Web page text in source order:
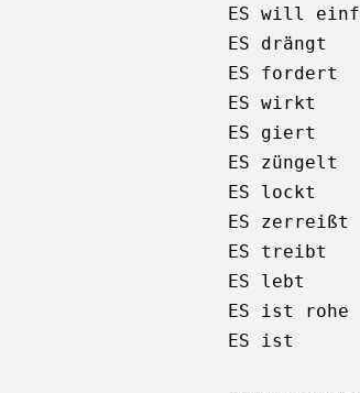
ES will
ES drängt
ES fordert
ES wirkt
ES giert
ES züngelt
ES lockt
ES zerreißt
ES treibt
ES lebt
ES ist rohe
ES ist